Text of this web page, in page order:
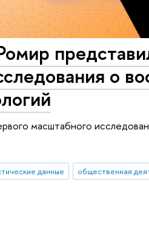
о
масштабного
данные общественная